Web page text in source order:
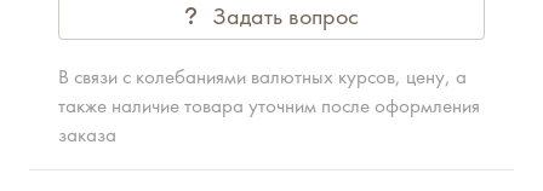
Задать вопрос
В связи с колебаниями валютных курсов, цену, а
также наличие товара уточним после оформления
заказа